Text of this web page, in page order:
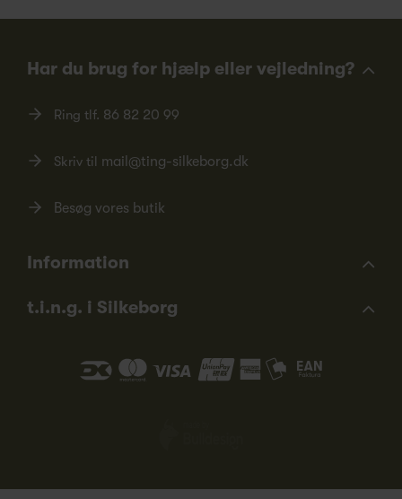
Har du brug for hjælp eller vejledning?
Ring tlf. 86 82 20 99
Skriv til mail@ting-silkeborg.dk
Besøg vores butik
Information
t.i.n.g. i Silkeborg